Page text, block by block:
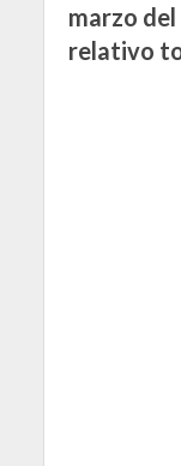
marzo
relativo